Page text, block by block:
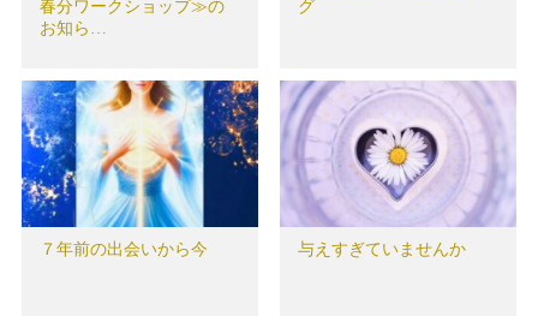
春分ワークショップ≫の
お知ら…
グ
７年前の出会いから今 与えすぎていませんか